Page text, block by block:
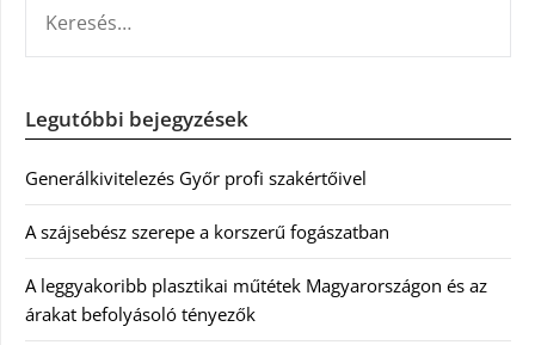
Legutóbbi bejegyzések
Generálkivitelezés Győr profi szakértőivel
A szájsebész szerepe a korszerű fogászatban
A leggyakoribb plasztikai műtétek Magyarországon és az
árakat befolyásoló tényezők